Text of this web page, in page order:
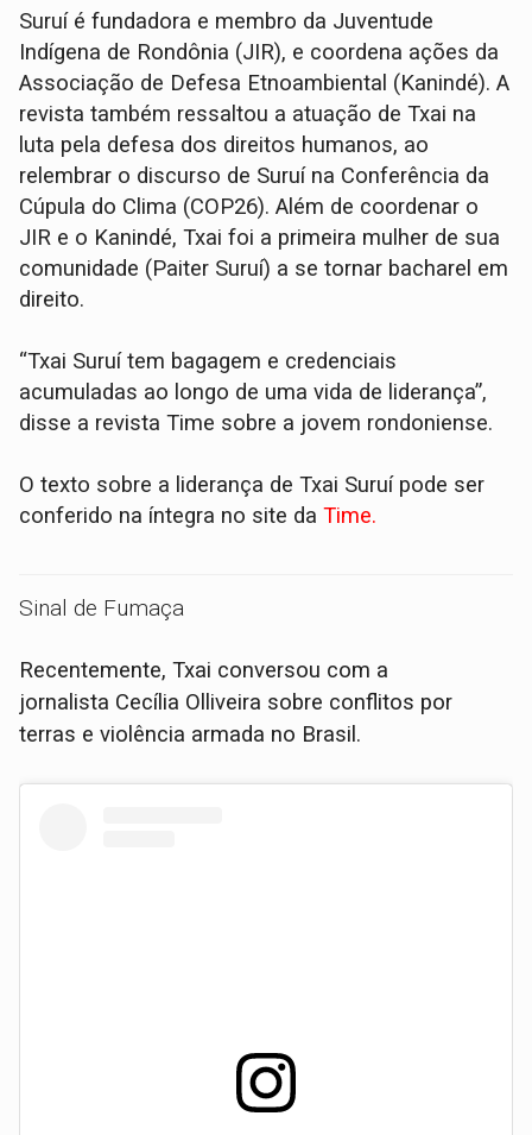
Suruí é fundadora e membro da Juventude
Indígena de Rondônia (JIR), e coordena ações da
Associação de Defesa Etnoambiental (Kanindé). A
revista também ressaltou a atuação de Txai na
luta pela defesa dos direitos humanos, ao
relembrar o discurso de Suruí na Conferência da
Cúpula do Clima (COP26). Além de coordenar o
JIR e o Kanindé, Txai foi a primeira mulher de sua
comunidade (Paiter Suruí) a se tornar bacharel em
direito.
“Txai Suruí tem bagagem e credenciais
acumuladas ao longo de uma vida de liderança”,
disse a revista Time sobre a jovem rondoniense.
O texto sobre a liderança de Txai Suruí pode ser
conferido na íntegra no site daTime.
Sinal de Fumaça
Recentemente, Txai conversou com a
jornalista Cecília Olliveira sobre conflitos por
terras e violência armada no Brasil.